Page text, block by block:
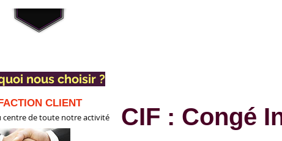
nous choisir ?
CIF : Congé
CLIENT
centre de toute notre activité